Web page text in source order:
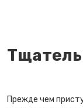
Прежде чем